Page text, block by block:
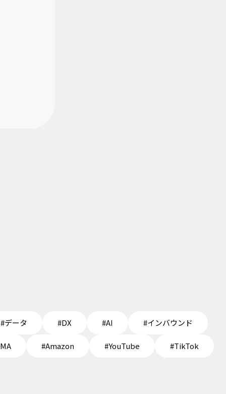
#データ #DX #AI #インバウンド
#Amazon #YouTube #TikTok